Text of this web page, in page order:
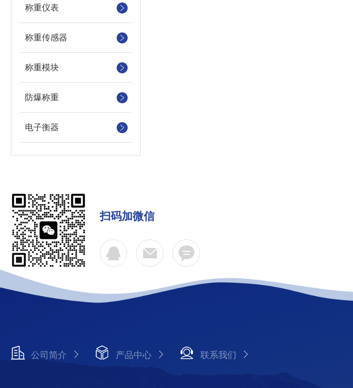
称重仪表
称重传感器
称重模块
防爆称重
电子衡器
扫码加微信
公司简介 产品中心 联系我们